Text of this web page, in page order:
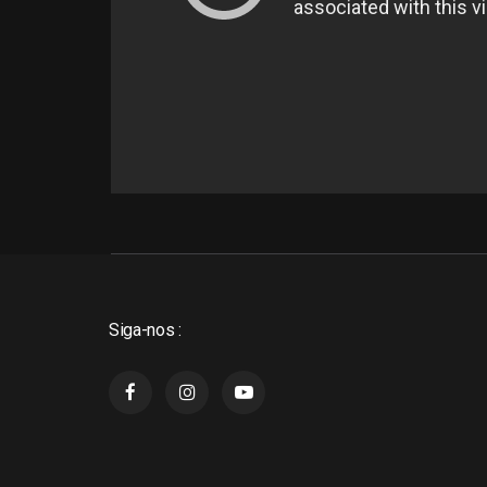
Siga-nos :